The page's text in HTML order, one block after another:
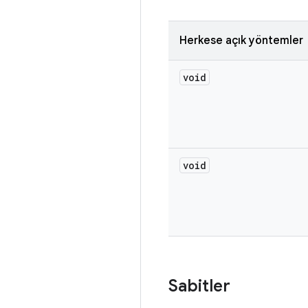
Herkese açık yöntemler
void
void
Sabitler